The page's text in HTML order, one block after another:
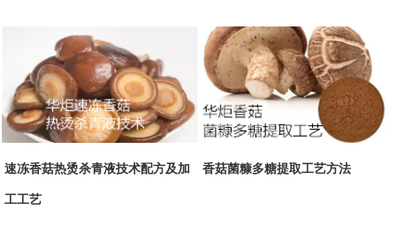
速冻香菇热烫杀青液技术配方及加
工工艺
香菇菌糠多糖提取工艺方法